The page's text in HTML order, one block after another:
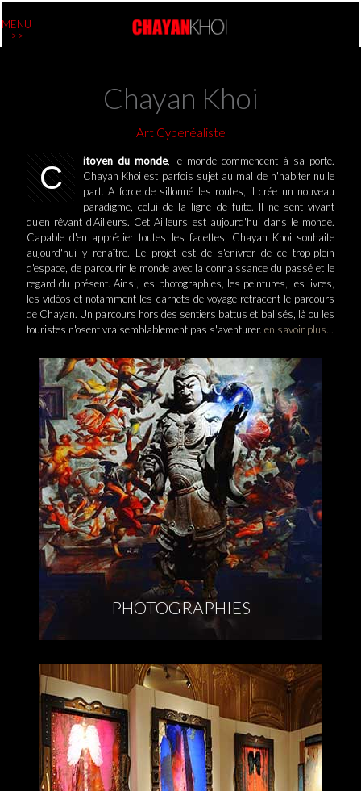
MENU
>>
Chayan Khoi
Art Cyberéaliste
C itoyen du monde, le monde commencent à sa porte.
Chayan Khoi est parfois sujet au mal de n'habiter nulle
part. A force de sillonné les routes, il crée un nouveau
paradigme, celui de la ligne de fuite. Il ne sent vivant
qu'en rêvant d'Ailleurs. Cet Ailleurs est aujourd'hui dans le monde.
Capable d'en apprécier toutes les facettes, Chayan Khoi souhaite
aujourd'hui y renaître. Le projet est de s'enivrer de ce trop-plein
d'espace, de parcourir le monde avec la connaissance du passé et le
regard du présent. Ainsi, les photographies, les peintures, les livres,
les vidéos et notamment les carnets de voyage retracent le parcours
de Chayan. Un parcours hors des sentiers battus et balisés, là ou les
touristes n'osent vraisemblablement pas s'aventurer. en savoir plus...
PHOTOGRAPHIES